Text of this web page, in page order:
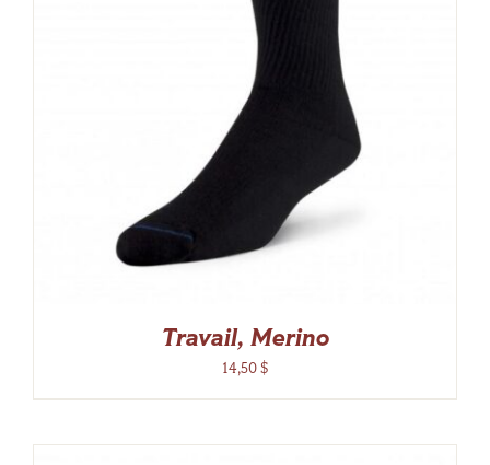
Travail, Merino
14,50$